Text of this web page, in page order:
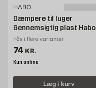
HABO
Dæmpere til luger
Gennemsigtig plast Habo
Fås i flere varianter
Pris 74 kr. /stk
74 KR.
Kun online
Læg i kurv